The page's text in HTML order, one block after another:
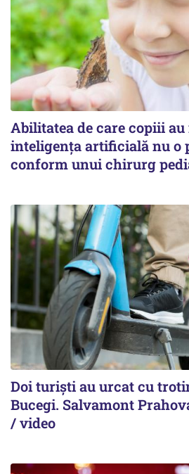
Abilitatea de care copiii au
inteligența artificială nu o
conform unui chirurg
Doi turiști au urcat cu
Bucegi. Salvamont
/ video